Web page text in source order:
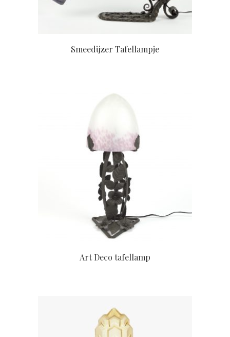
Smeedijzer Tafellampje
Art Deco tafellamp